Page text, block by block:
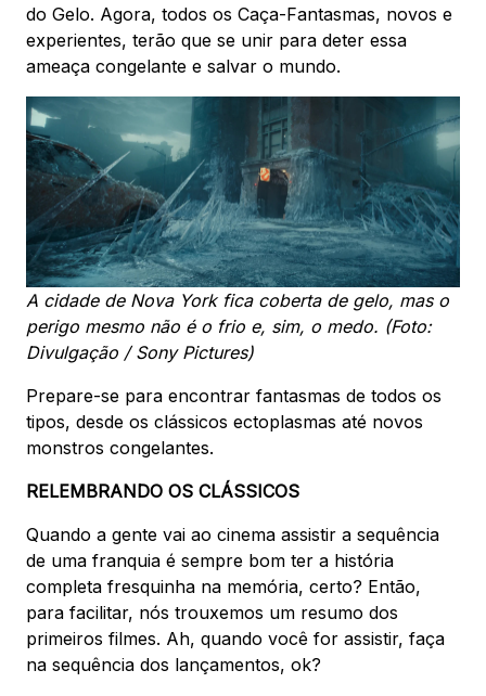
do Gelo. Agora, todos os Caça-Fantasmas, novos e
experientes, terão que se unir para deter essa
ameaça congelante e salvar o mundo.
A cidade de Nova York fica coberta de gelo, mas o
perigo mesmo não é o frio e, sim, o medo. (Foto:
Divulgação / Sony Pictures)
Prepare-se para encontrar fantasmas de todos os
tipos, desde os clássicos ectoplasmas até novos
monstros congelantes.
RELEMBRANDO OS CLÁSSICOS
Quando a gente vai ao cinema assistir a sequência
de uma franquia é sempre bom ter a história
completa fresquinha na memória, certo? Então,
para facilitar, nós trouxemos um resumo dos
primeiros filmes. Ah, quando você for assistir, faça
na sequência dos lançamentos, ok?